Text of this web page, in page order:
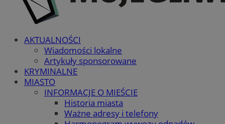
AKTUALNOŚCI
Wiadomości lokalne
Artykuły sponsorowane
KRYMINALNE
MIASTO
INFORMACJE O MIEŚCIE
Historia miasta
Ważne adresy i telefony